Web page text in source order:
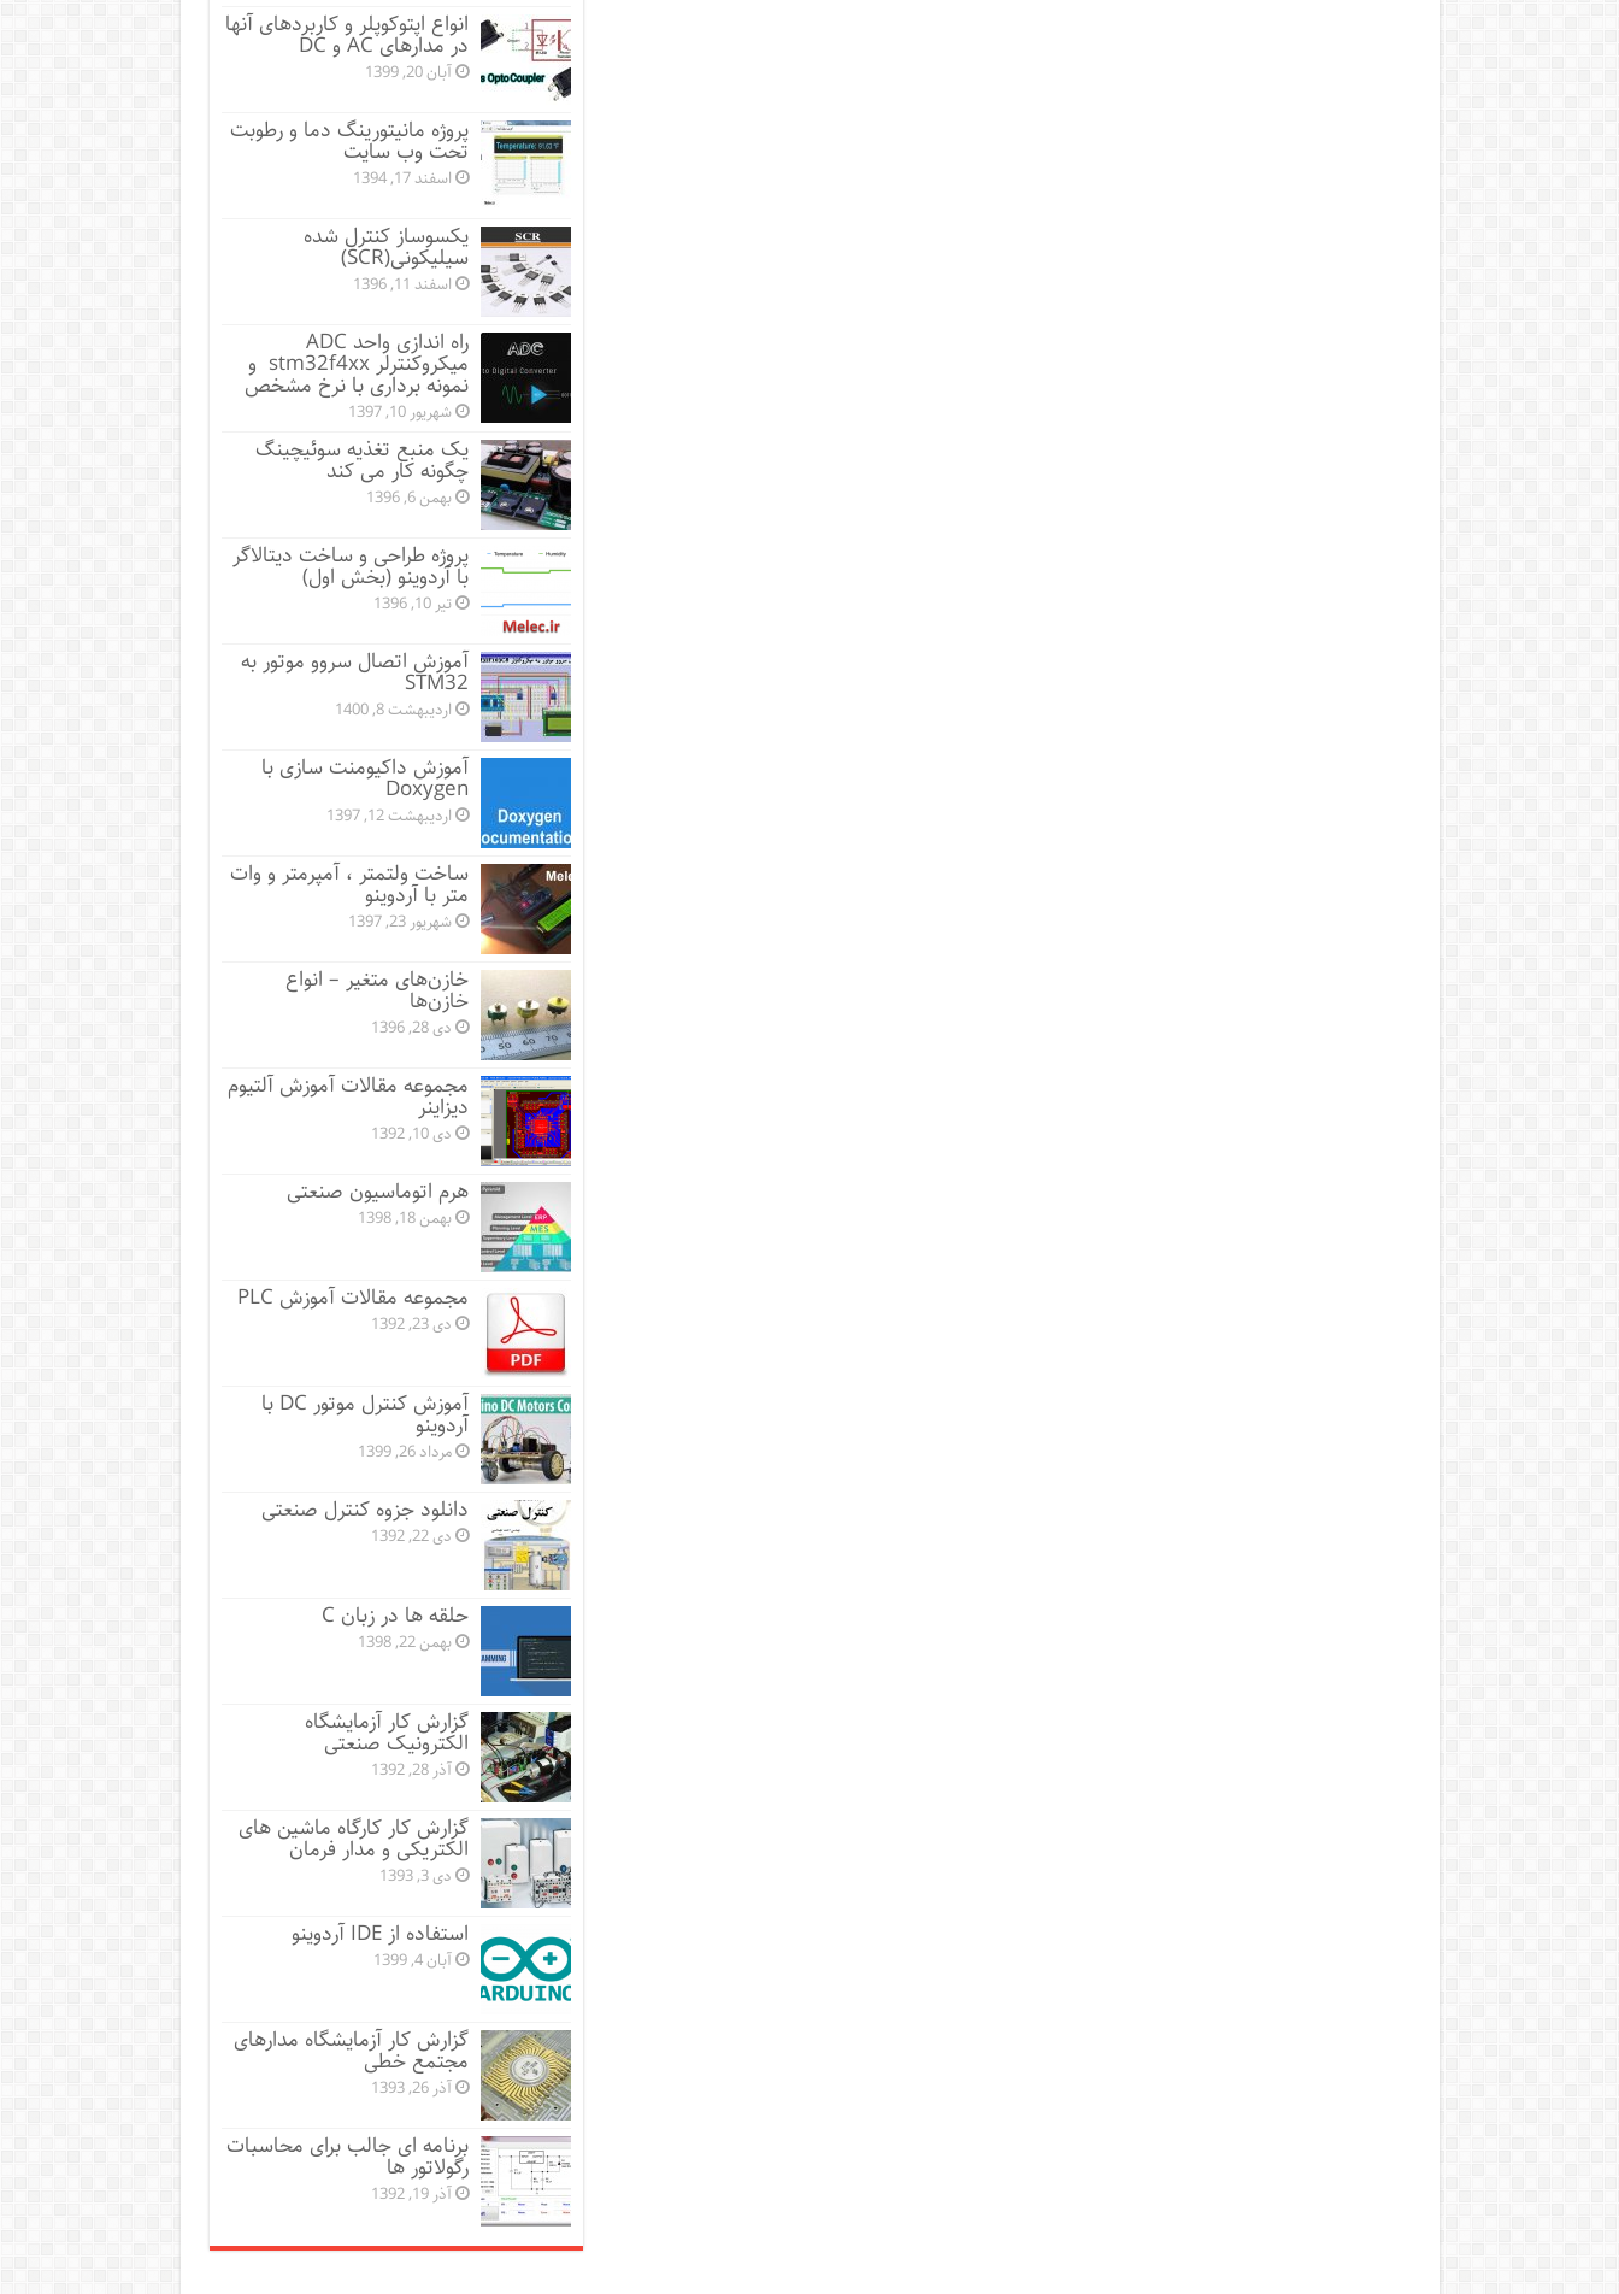
انواع اپتوکوپلر و کاربردهای آنها
در مدارهای AC و DC
آبان 20, 1399
پروژه مانيتورينگ دما و رطوبت
تحت وب سایت
اسفند 17, 1394
یکسوساز کنترل شده
سیلیکونی(SCR)
اسفند 11, 1396
راه اندازی واحد ADC
میکروکنترلر stm32f4xx و
نمونه برداری با نرخ مشخص
شهریور 10, 1397
یک منبع تغذیه سوئیچینگ
چگونه کار می کند
بهمن 6, 1396
پروژه طراحی و ساخت دیتالاگر
با آردوینو (بخش اول)
تیر 10, 1396
آموزش اتصال سروو موتور به
STM32
اردیبهشت 8, 1400
آموزش داکیومنت سازی با
Doxygen
اردیبهشت 12, 1397
ساخت ولتمتر ، آمپرمتر و وات
متر با آردوینو
شهریور 23, 1397
خازن‌های متغیر – انواع
خازن‌ها
دی 28, 1396
مجموعه مقالات آموزش آلتیوم
دیزاینر
دی 10, 1392
هرم اتوماسیون صنعتی
بهمن 18, 1398
مجموعه مقالات آموزش PLC
دی 23, 1392
آموزش کنترل موتور DC با
آردوینو
مرداد 26, 1399
دانلود جزوه کنترل صنعتی
دی 22, 1392
حلقه ها در زبان C
بهمن 22, 1398
گزارش کار آزمایشگاه
الکترونیک صنعتی
آذر 28, 1392
گزارش کار کارگاه ماشین های
الکتریکی و مدار فرمان
دی 3, 1393
استفاده از IDE آردوینو
آبان 4, 1399
گزارش کار آزمایشگاه مدارهای
مجتمع خطی
آذر 26, 1393
برنامه ای جالب برای محاسبات
رگولاتور ها
آذر 19, 1392